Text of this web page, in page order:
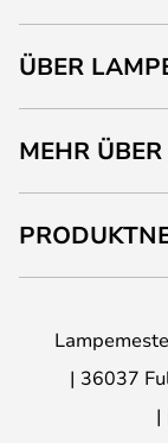
ÜBER
MEHR ÜBER
36037